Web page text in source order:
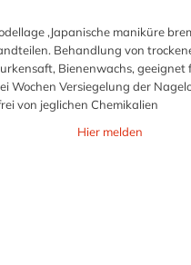
,Japanische maniküre
Behandlung von
Bienenwachs,
Wochen Versiegelung der
von jeglichen Chemikalien
Hier melden